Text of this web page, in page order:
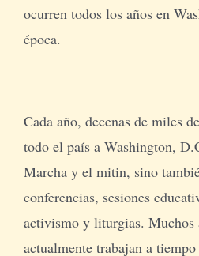
ocurren todos los años en
época.
Cada año, decenas de miles
todo el país a Washington,
Marcha y el mitin, sino
conferencias, sesiones
activismo y liturgias. Muchos
actualmente trabajan a